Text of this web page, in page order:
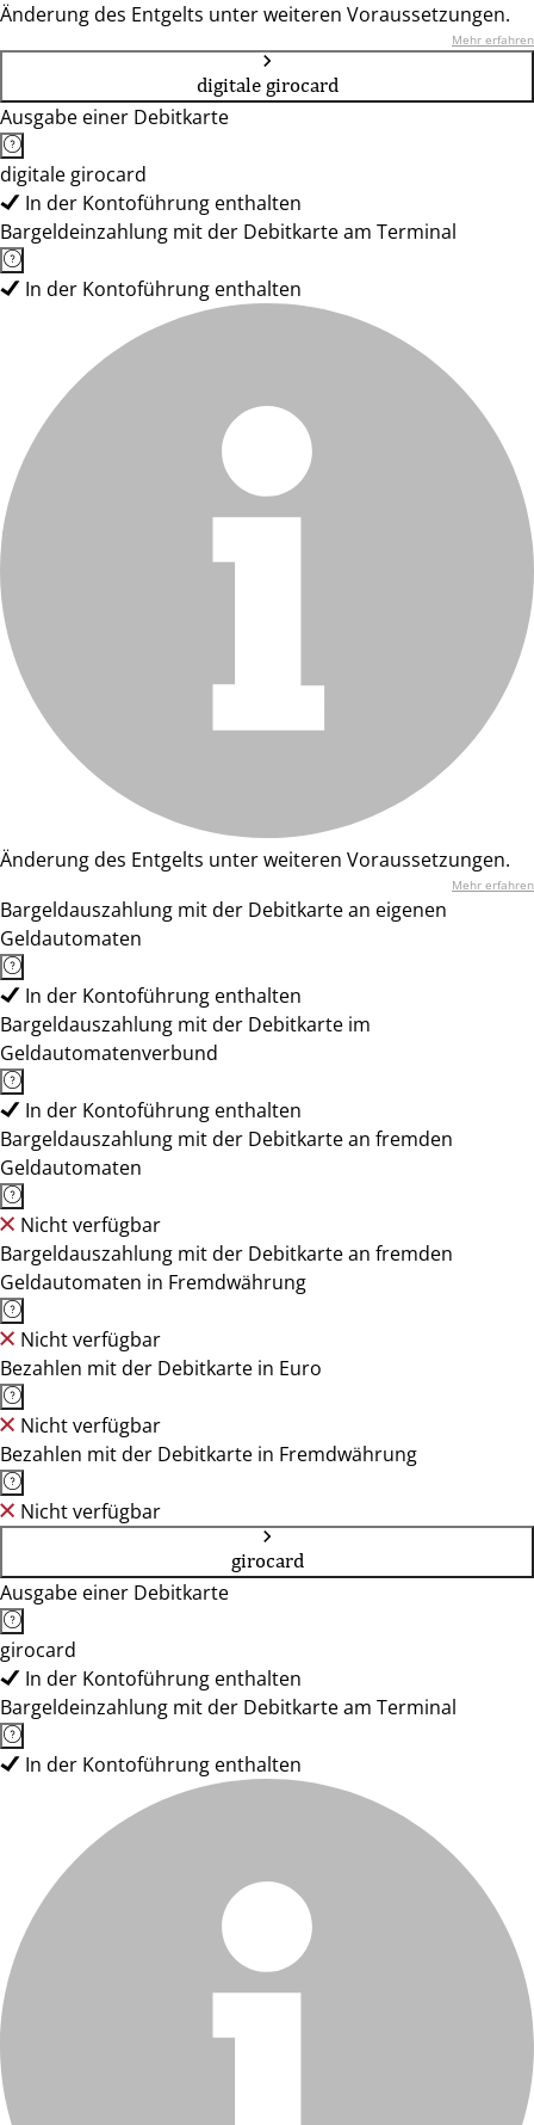
Änderung des Entgelts unter weiteren Voraussetzungen.
Mehr erfahren
digitale girocard
Ausgabe einer Debitkarte
digitale girocard
In der Kontoführung enthalten
Bargeldeinzahlung mit der Debitkarte am Terminal
In der Kontoführung enthalten
Änderung des Entgelts unter weiteren Voraussetzungen.
Mehr erfahren
Bargeldauszahlung mit der Debitkarte an eigenen
Geldautomaten
In der Kontoführung enthalten
Bargeldauszahlung mit der Debitkarte im
Geldautomatenverbund
In der Kontoführung enthalten
Bargeldauszahlung mit der Debitkarte an fremden
Geldautomaten
Nicht verfügbar
Bargeldauszahlung mit der Debitkarte an fremden
Geldautomaten in Fremdwährung
Nicht verfügbar
Bezahlen mit der Debitkarte in Euro
Nicht verfügbar
Bezahlen mit der Debitkarte in Fremdwährung
Nicht verfügbar
girocard
Ausgabe einer Debitkarte
girocard
In der Kontoführung enthalten
Bargeldeinzahlung mit der Debitkarte am Terminal
In der Kontoführung enthalten